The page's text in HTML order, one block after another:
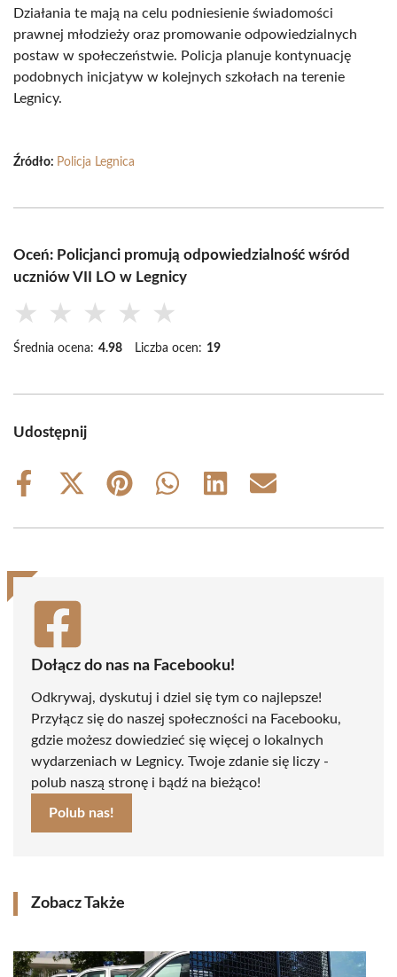
Działania te mają na celu podniesienie świadomości
prawnej młodzieży oraz promowanie odpowiedzialnych
postaw w społeczeństwie. Policja planuje kontynuację
podobnych inicjatyw w kolejnych szkołach na terenie
Legnicy.
Źródło: Policja Legnica
Oceń: Policjanci promują odpowiedzialność wśród
uczniów VII LO w Legnicy
★ ★ ★ ★ ★
Średnia ocena: 4.98 Liczba ocen: 19
Udostępnij
Share
Share
(Twitter)
Share
Share
Share
Share
Dołącz do nas na Facebooku!
Odkrywaj, dyskutuj i dziel się tym co najlepsze!
Przyłącz się do naszej społeczności na Facebooku,
gdzie możesz dowiedzieć się więcej o lokalnych
wydarzeniach w Legnicy. Twoje zdanie się liczy -
polub naszą stronę i bądź na bieżąco!
Polub nas!
Zobacz Także